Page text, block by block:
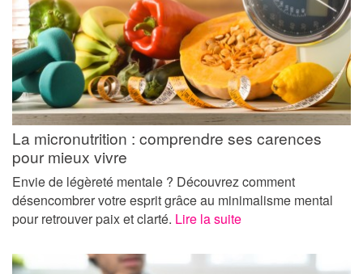
La micronutrition : comprendre ses carences
pour mieux vivre
Envie de légèreté mentale ? Découvrez comment
désencombrer votre esprit grâce au minimalisme mental
pour retrouver paix et clarté. Lire la suite